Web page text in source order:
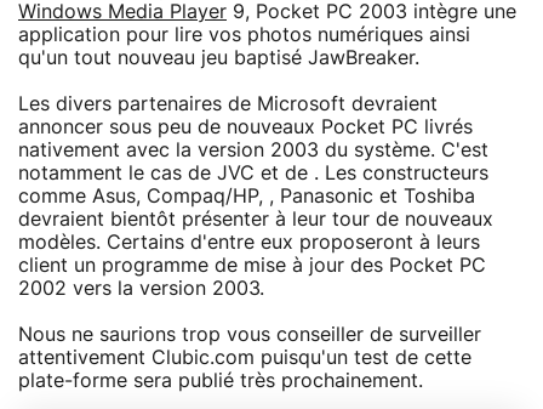
Windows Media Player 9, Pocket PC 2003 intègre une
application pour lire vos photos numériques ainsi
qu'un tout nouveau jeu baptisé JawBreaker.
Les divers partenaires de Microsoft devraient
annoncer sous peu de nouveaux Pocket PC livrés
nativement avec la version 2003 du système. C'est
notamment le cas de JVC et de . Les constructeurs
comme Asus, Compaq/HP, , Panasonic et Toshiba
devraient bientôt présenter à leur tour de nouveaux
modèles. Certains d'entre eux proposeront à leurs
client un programme de mise à jour des Pocket PC
2002 vers la version 2003.
Nous ne saurions trop vous conseiller de surveiller
attentivement Clubic.com puisqu'un test de cette
plate-forme sera publié très prochainement.